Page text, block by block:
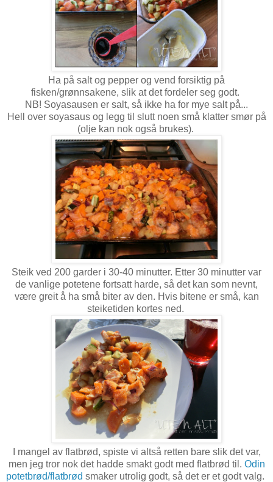
Ha på salt og pepper og vend forsiktig på
fisken/grønnsakene, slik at det fordeler seg godt.
NB! Soyasausen er salt, så ikke ha for mye salt på...
Hell over soyasaus og legg til slutt noen små klatter smør på
(olje kan nok også brukes).
Steik ved 200 garder i 30-40 minutter. Etter 30 minutter var
de vanlige potetene fortsatt harde, så det kan som nevnt,
være greit å ha små biter av den. Hvis bitene er små, kan
steiketiden kortes ned.
I mangel av flatbrød, spiste vi altså retten bare slik det var,
men jeg tror nok det hadde smakt godt med flatbrød til. Odin
potetbrød/flatbrød smaker utrolig godt, så det er et godt valg.